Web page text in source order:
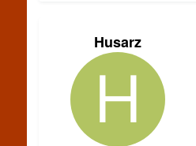
Husarz